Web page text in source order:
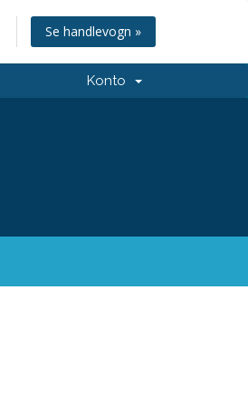
Se handlevogn »
Konto